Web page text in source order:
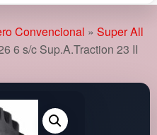
Convencional » Super All
6 s/c Sup.A.Traction 23 II